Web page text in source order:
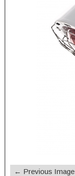
← Previous Image